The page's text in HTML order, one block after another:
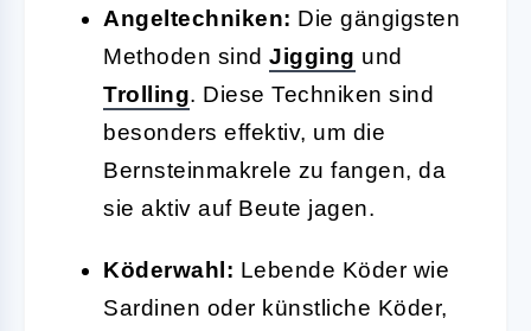
Angeltechniken: Die gängigsten
Methoden sind Jigging und
Trolling. Diese Techniken sind
besonders effektiv, um die
Bernsteinmakrele zu fangen, da
sie aktiv auf Beute jagen.
Köderwahl: Lebende Köder wie
Sardinen oder künstliche Köder,